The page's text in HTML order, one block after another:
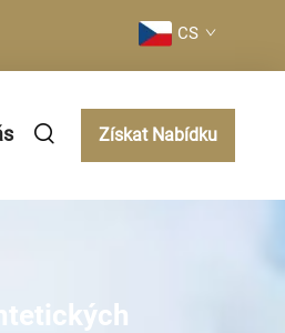
CS
Získat Nabídku